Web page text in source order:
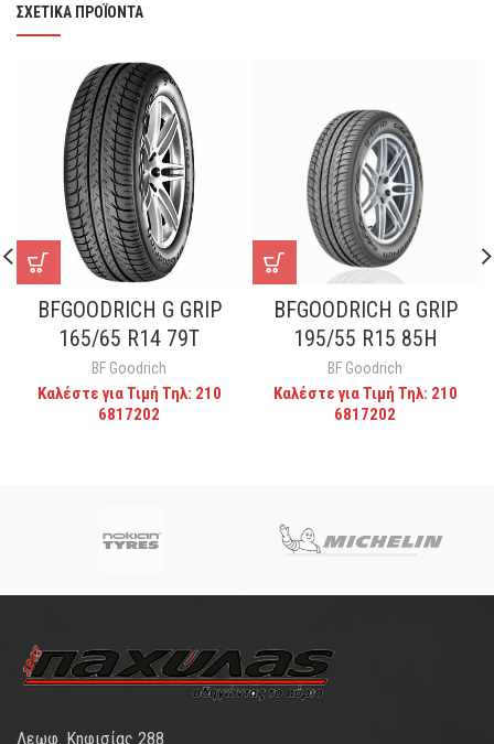
ΣΧΕΤΙΚΆ ΠΡΟΪΌΝΤΑ
BFGOODRICH G GRIP
165/65 R14 79T
BF Goodrich
Καλέστε για Τιμή Τηλ: 210
6817202
BFGOODRICH G GRIP
195/55 R15 85H
BF Goodrich
Καλέστε για Τιμή Τηλ: 210
6817202
Λεωφ. Κηφισίας 288